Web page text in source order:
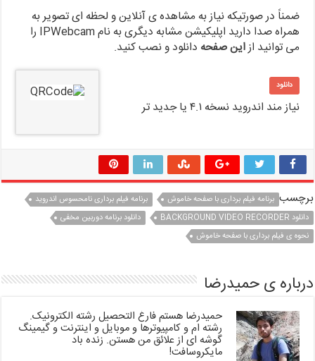
ضمناً در صورتیکه نیاز به مشاهده ی آنلاین و لحظه ای تصویر به
همراه صدا دارید اپلیکیشن مشابه دیگری به نام IPWebcam را
می توانید ازاین صفحه دانلود و نصب کنید.
دانلود
نیاز مند اندروید نسخه ۴.۱ یا جدید تر
برچسب برنامه فیلم برداری با صفحه خاموش
برنامه فیلم برداری نامحسوس اندروید
دانلود BACKGROUND VIDEO RECORDER
دانلود برنامه دوربین مخفی
نحوه ی فیلم برداری با صفحه خاموش
درباره ی حمیدرضا
حمیدرضا هستم فارغ التحصیل رشته الکترونیک.
رشته ام و کامپیوترها و موبایل و اینترنت و گیمینگ
گوشه ای از علائق من هستن. زنده باد
مایکروسافت!